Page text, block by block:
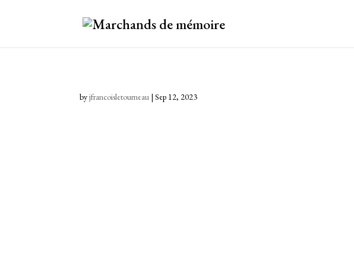
byjfrancoisletourneau |Sep 12, 2023